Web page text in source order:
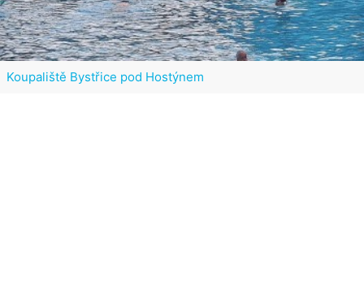
Koupaliště Bystřice pod Hostýnem